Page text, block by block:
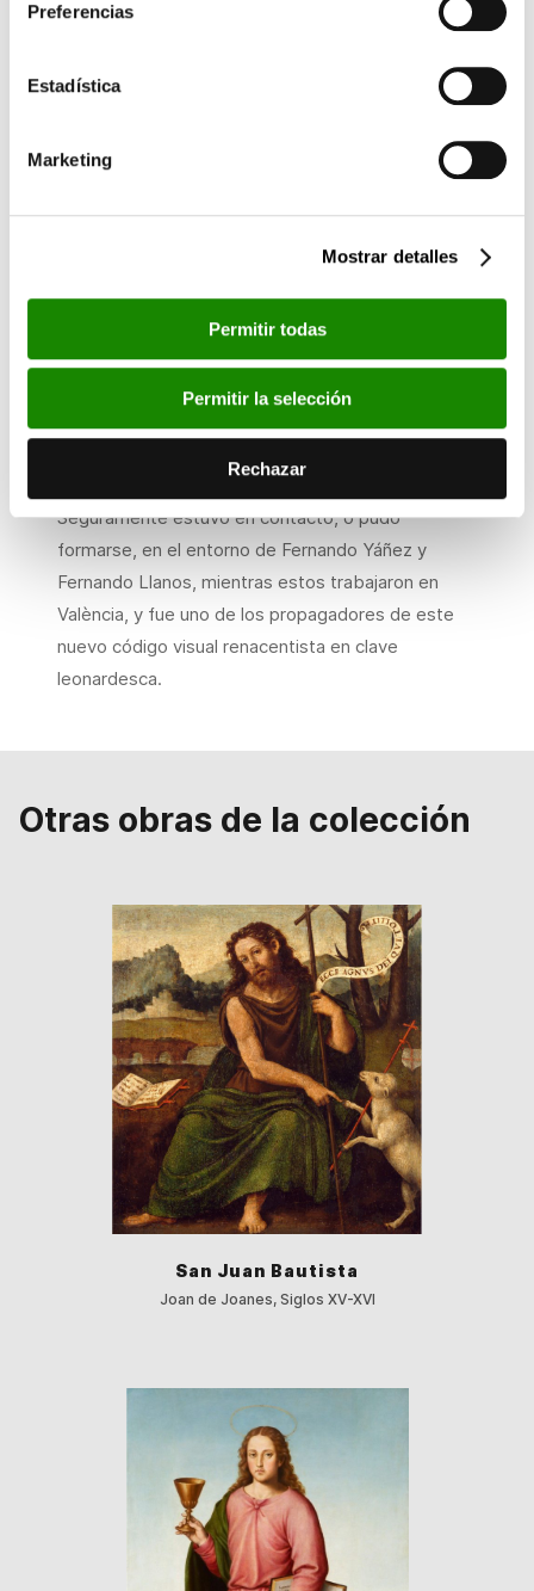
Preferencias
Estadística
Marketing
Mostrar detalles
Permitir todas
Permitir la selección
Rechazar
estirpe, aparece parte de una cartela con una
terminación de un nombre «…RA», y continúa la
Lamentablemente, se ha perdido buena parte del
nombre o apellido del pintor, aunque se han
apuntado algunos nombres como Juan Boyra,
primero el que por cronología coincidiría mejor con
la ejecución de esta pieza. No obstante, hasta el
momento ninguno de estos pintores tiene obra
Seguramente estuvo en contacto, o pudo
formarse, en el entorno de Fernando Yáñez y
Fernando Llanos, mientras estos trabajaron en
València, y fue uno de los propagadores de este
nuevo código visual renacentista en clave
leonardesca.
Otras obras de la colección
San Juan Bautista
Joan de Joanes, Siglos XV-XVI